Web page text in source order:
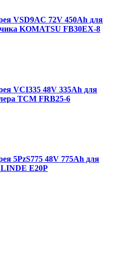
VSD9AC 72V 450Ah для
KOMATSU FB30EX-8
VCI335 48V 335Ah для
TCM FRB25-6
5PzS775 48V 775Ah для
LINDE E20P